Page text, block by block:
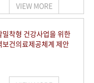
물 영상 기록물
VIEW MORE
밀착형 건강사업을 위한
보건의료제공체계 제안